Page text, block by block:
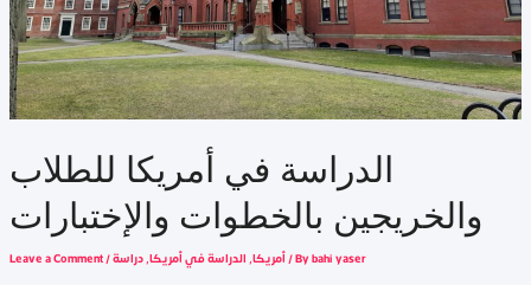
الدراسة في أمريكا للطلاب
والخريجين بالخطوات والإختبارات
Leave a Comment/ أمريكا,الدراسة في أمريكا,دراسة / Bybahi yaser